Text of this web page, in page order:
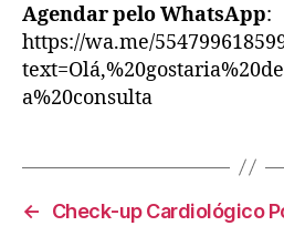
Agendar pelo WhatsApp:
https://wa.me/
a%20consulta
←
Check-up Cardiológico